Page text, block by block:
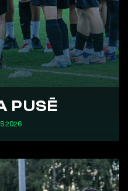
PUSĒ
2026